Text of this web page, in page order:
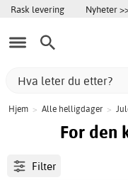
Rask levering Nyheter
Hjem > Alle helligdager >
For den
Filter